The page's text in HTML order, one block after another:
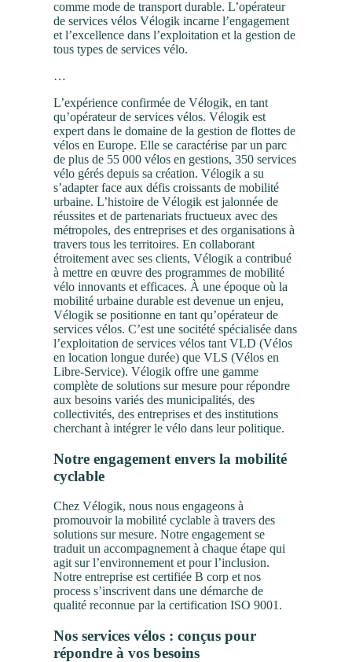
comme mode de transport durable. L’opérateur
de services vélos Vélogik incarne l’engagement
et l’excellence dans l’exploitation et la gestion de
tous types de services vélo.
…
L’expérience confirmée de Vélogik, en tant
qu’opérateur de services vélos. Vélogik est
expert dans le domaine de la gestion de flottes de
vélos en Europe. Elle se caractérise par un parc
de plus de 55 000 vélos en gestions, 350 services
vélo gérés depuis sa création. Vélogik a su
s’adapter face aux défis croissants de mobilité
urbaine. L’histoire de Vélogik est jalonnée de
réussites et de partenariats fructueux avec des
métropoles, des entreprises et des organisations à
travers tous les territoires. En collaborant
étroitement avec ses clients, Vélogik a contribué
à mettre en œuvre des programmes de mobilité
vélo innovants et efficaces. À une époque où la
mobilité urbaine durable est devenue un enjeu,
Vélogik se positionne en tant qu’opérateur de
services vélos. C’est une socitété spécialisée dans
l’exploitation de services vélos tant VLD (Vélos
en location longue durée) que VLS (Vélos en
Libre-Service). Vélogik offre une gamme
complète de solutions sur mesure pour répondre
aux besoins variés des municipalités, des
collectivités, des entreprises et des institutions
cherchant à intégrer le vélo dans leur politique.
Notre engagement envers la mobilité
cyclable
Chez Vélogik, nous nous engageons à
promouvoir la mobilité cyclable à travers des
solutions sur mesure. Notre engagement se
traduit un accompagnement à chaque étape qui
agit sur l’environnement et pour l’inclusion.
Notre entreprise est certifiée B corp et nos
process s’inscrivent dans une démarche de
qualité reconnue par la certification ISO 9001.
Nos services vélos : conçus pour
répondre à vos besoins